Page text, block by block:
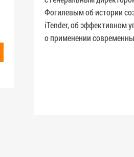
Фогилевым об истории
iTender, об эффективном
о применении